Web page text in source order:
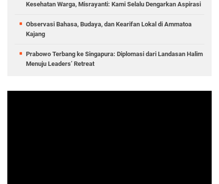
Kesehatan Warga, Misrayanti: Kami Selalu Dengarkan Aspirasi
Observasi Bahasa, Budaya, dan Kearifan Lokal di Ammatoa
Kajang
Prabowo Terbang ke Singapura: Diplomasi dari Landasan Halim
Menuju Leaders’ Retreat